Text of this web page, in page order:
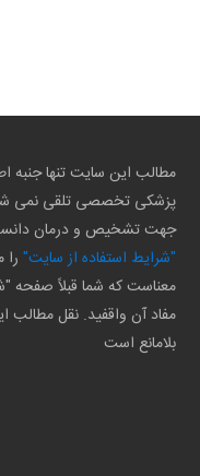
مطالب این سایت تنها جنبه
پزشکی تخصصی تلقی نمی
جهت تشخیص و درمان
"شرایط استفاده از سایت"
معناست که شما قبلاً صفحه
مفاد آن واقفید. نقل مطالب
بلامانع است